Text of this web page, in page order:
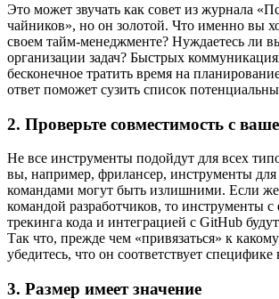
Это может звучать как совет из журнала
чайников», но он золотой. Что именно вы
своем тайм-менеджменте? Нуждаетесь ли
организации задач? Быстрых
бесконечное тратить время на
ответ поможет сузить список
2. Проверьте совместимость с
Не все инструменты подойдут для всех
вы, например, фрилансер, инструменты для
командами могут быть излишними. Если же
командой разработчиков, то инструменты
трекинга кода и интеграцией с GitHub
Так что, прежде чем «привязаться» к
убедитесь, что он соответствует
3. Размер имеет значение